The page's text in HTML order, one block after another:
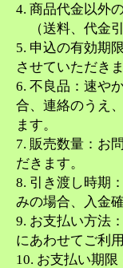
4. 商品代金以外
（送料、代金
5. 申込の有効期
させていただきま
6. 不良品：速や
合、連絡のうえ
ます。
7. 販売数量：お
だきます。
8. 引き渡し時期
みの場合、入金
9. お支払い方法
にあわせてご利
10. お支払い期